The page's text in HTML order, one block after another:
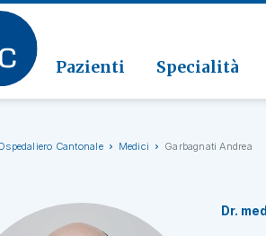
Pazienti Specialità
sezione
Cantonale Medici Garbagnati Andrea
Dr.